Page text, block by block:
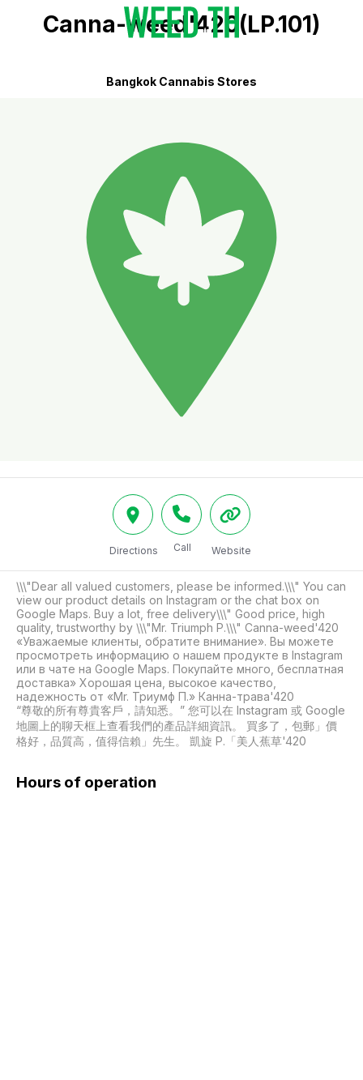
Canna-weed'420(LP.101)
Bangkok Cannabis Stores
Directions Call Website
\\\"Dear all valued customers, please be informed.\\\" You can
view our product details on Instagram or the chat box on
Google Maps. Buy a lot, free delivery\\\" Good price, high
quality, trustworthy by \\\"Mr. Triumph P.\\\" Canna-weed'420
«Уважаемые клиенты, обратите внимание». Вы можете
просмотреть информацию о нашем продукте в Instagram
или в чате на Google Maps. Покупайте много, бесплатная
доставка» Хорошая цена, высокое качество,
надежность от «Mr. Триумф П.» Канна-трава'420
“尊敬的所有尊貴客戶，請知悉。” 您可以在 Instagram 或 Google
地圖上的聊天框上查看我們的產品詳細資訊。 買多了，包郵」價
格好，品質高，值得信賴」先生。 凱旋 P.「美人蕉草'420
Hours of operation